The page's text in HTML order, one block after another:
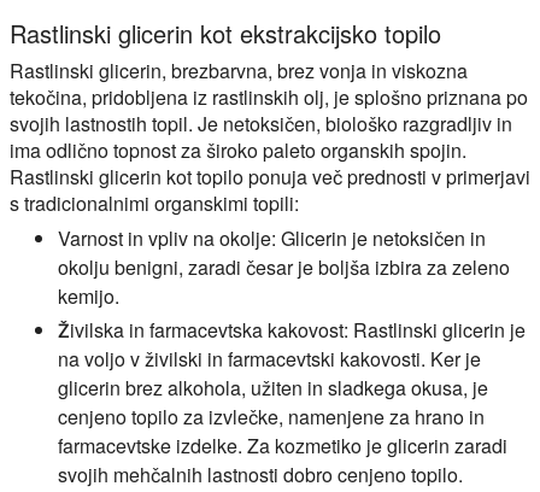
Rastlinski glicerin kot ekstrakcijsko topilo
Rastlinski glicerin, brezbarvna, brez vonja in viskozna
tekočina, pridobljena iz rastlinskih olj, je splošno priznana po
svojih lastnostih topil. Je netoksičen, biološko razgradljiv in
ima odlično topnost za široko paleto organskih spojin.
Rastlinski glicerin kot topilo ponuja več prednosti v primerjavi
s tradicionalnimi organskimi topili:
Varnost in vpliv na okolje: Glicerin je netoksičen in
okolju benigni, zaradi česar je boljša izbira za zeleno
kemijo.
Živilska in farmacevtska kakovost: Rastlinski glicerin je
na voljo v živilski in farmacevtski kakovosti. Ker je
glicerin brez alkohola, užiten in sladkega okusa, je
cenjeno topilo za izvlečke, namenjene za hrano in
farmacevtske izdelke. Za kozmetiko je glicerin zaradi
svojih mehčalnih lastnosti dobro cenjeno topilo.